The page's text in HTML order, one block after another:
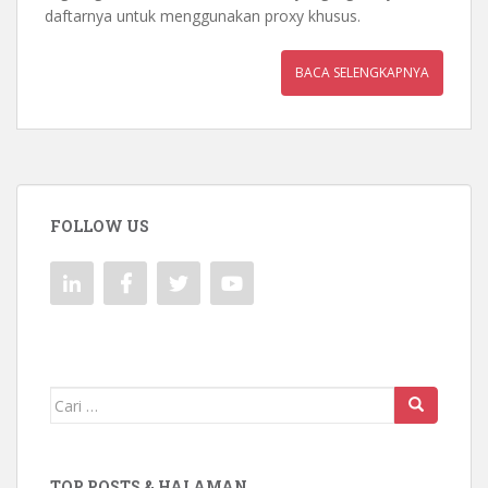
daftarnya untuk menggunakan proxy khusus.
BACA SELENGKAPNYA
FOLLOW US
Mencari: